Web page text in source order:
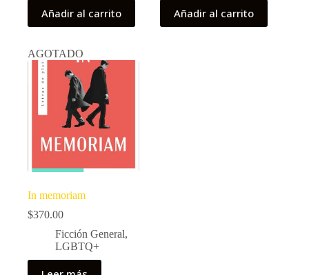
Añadir al carrito Añadir al carrito
AGOTADO
In memoriam
$370.00
Ficción General,
LGBTQ+